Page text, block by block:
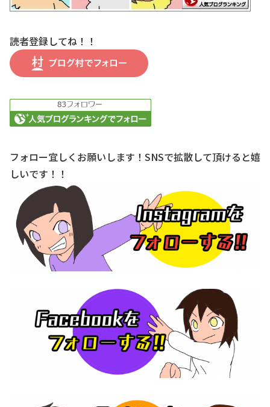
読者登録してね！！
フォロー宜しくお願いします！SNSで拡散して頂けると嬉
しいです！！